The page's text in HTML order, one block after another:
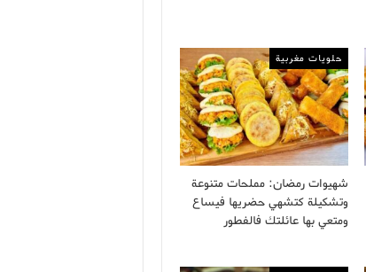
حلويات مغربية
شهيوات رمضان: مملحات متنوعة
وتشكيلة كتشهي حضريها فيساع
ومتعي بها عائلتك فالفطور